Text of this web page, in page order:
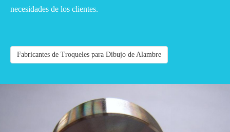
necesidades de los clientes.
Fabricantes de Troqueles para Dibujo de Alambre